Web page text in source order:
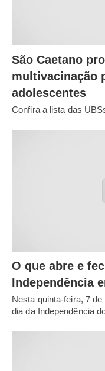
São Caetano
multivacinação
adolescentes
Confira a lista das
O que abre e
Independência
Nesta quinta-feira, 7
dia da Independência